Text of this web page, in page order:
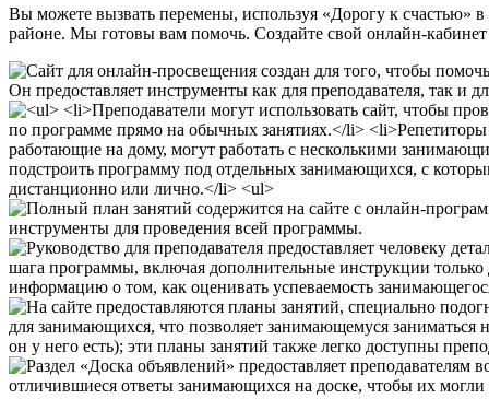
Вы можете вызвать перемены, используя «Дорогу к счастью»
районе. Мы готовы вам помочь. Создайте свой онлайн-кабинет